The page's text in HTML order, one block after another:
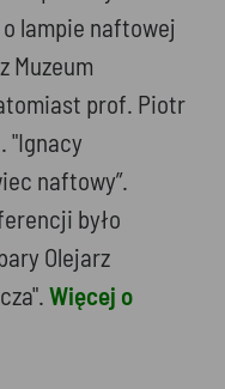
lampie naftowej
Muzeum
prof. Piotr
"Ignacy
naftowy”.
było
Olejarz
Więcej o